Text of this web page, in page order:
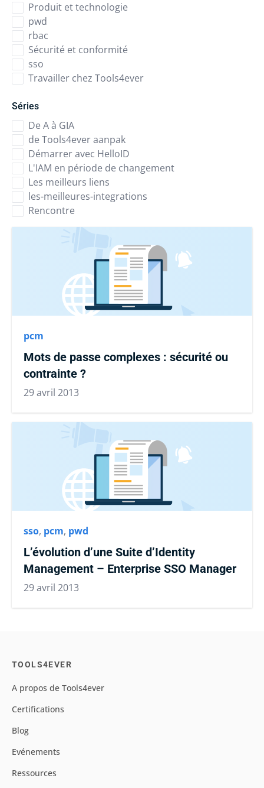
Produit et technologie
pwd
rbac
Sécurité et conformité
sso
Travailler chez Tools4ever
Séries
De A à GIA
de Tools4ever aanpak
Démarrer avec HelloID
L'IAM en période de changement
Les meilleurs liens
les-meilleures-integrations
Rencontre
pcm
Mots de passe complexes : sécurité ou
contrainte ?
29 avril 2013
sso, pcm, pwd
L’évolution d’une Suite d’Identity
Management – Enterprise SSO Manager
29 avril 2013
TOOLS4EVER
A propos de Tools4ever
Certifications
Blog
Evénements
Ressources